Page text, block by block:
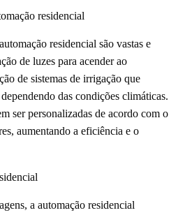
residencial
residencial são vastas e
de luzes para acender ao
de sistemas de irrigação que
das condições climáticas.
ser personalizadas de acordo com o
aumentando a eficiência e o
a automação residencial